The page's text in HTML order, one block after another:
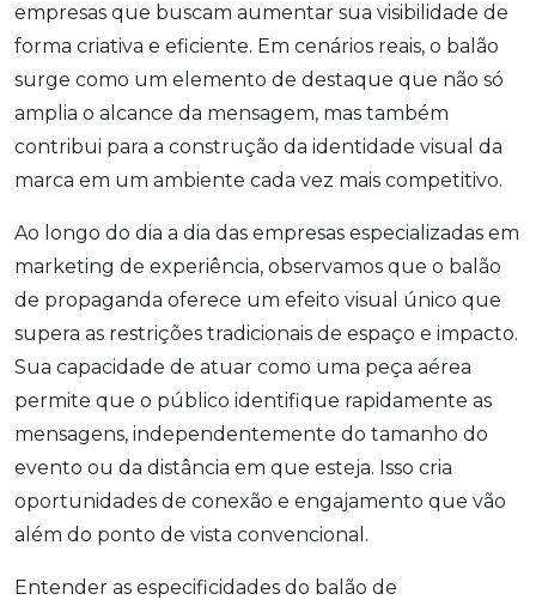
empresas que buscam aumentar sua visibilidade de
forma criativa e eficiente. Em cenários reais, o balão
surge como um elemento de destaque que não só
amplia o alcance da mensagem, mas também
contribui para a construção da identidade visual da
marca em um ambiente cada vez mais competitivo.
Ao longo do dia a dia das empresas especializadas em
marketing de experiência, observamos que o balão
de propaganda oferece um efeito visual único que
supera as restrições tradicionais de espaço e impacto.
Sua capacidade de atuar como uma peça aérea
permite que o público identifique rapidamente as
mensagens, independentemente do tamanho do
evento ou da distância em que esteja. Isso cria
oportunidades de conexão e engajamento que vão
além do ponto de vista convencional.
Entender as especificidades do balão de